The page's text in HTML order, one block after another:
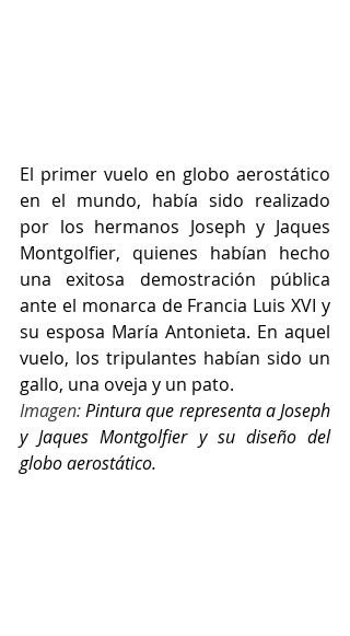
El primer vuelo en globo aerostático
en el mundo, había sido realizado
por los hermanos Joseph y Jaques
Montgolfier, quienes habían hecho
una exitosa demostración pública
ante el monarca de Francia Luis XVI y
su esposa María Antonieta. En aquel
vuelo, los tripulantes habían sido un
gallo, una oveja y un pato.
Imagen: Pintura que representa a Joseph
y Jaques Montgolfier y su diseño del
globo aerostático.